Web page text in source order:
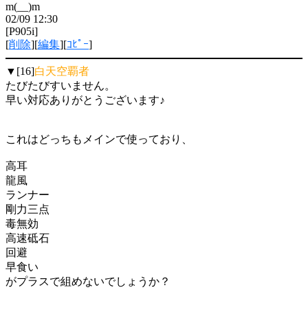
m(__)m
02/09 12:30
[P905i]
[削除][編集][ｺﾋﾟｰ]
▼[16]白天空覇者
たびたびすいません。
早い対応ありがとうございます♪
これはどっちもメインで使っており、
高耳
龍風
ランナー
剛力三点
毒無効
高速砥石
回避
早食い
がプラスで組めないでしょうか？